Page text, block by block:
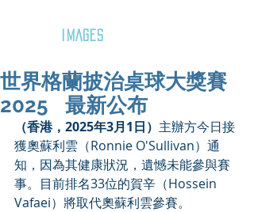
IMAGES
世界格蘭披治桌球大獎賽
2025 最新公布
（香港，2025年3月1日） 主辦方今日接
獲奧蘇利雲（Ronnie O'Sullivan）通
知，因為其健康狀況，遺憾未能參與賽
事。目前排名33位的賀辛（Hossein
Vafaei）將取代奧蘇利雲參賽。